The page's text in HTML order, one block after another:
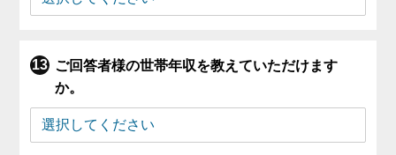
ご回答者様の世帯年収を教えていただけます
か。